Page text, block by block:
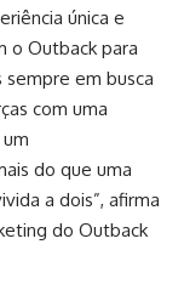
única e
o Outback para
sempre em busca
com uma
do que uma
a dois”, afirma
do Outback